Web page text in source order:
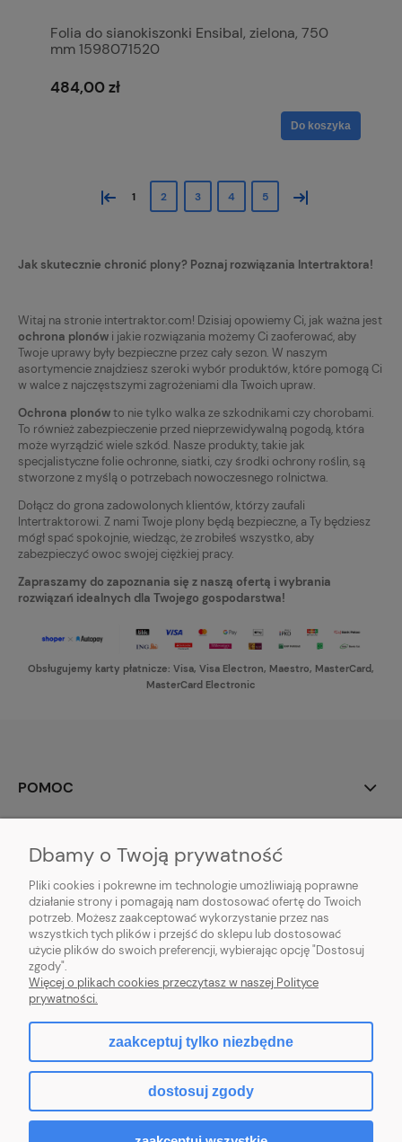
Folia do sianokiszonki Ensibal, zielona, 750
mm 1598071520
484,00 zł
Do koszyka
« 1 2 3 4 5 »
Jak skutecznie chronić plony? Poznaj rozwiązania Intertraktora!
Witaj na stronie intertraktor.com! Dzisiaj opowiemy Ci, jak ważna jest
ochrona plonów i jakie rozwiązania możemy Ci zaoferować, aby
Twoje uprawy były bezpieczne przez cały sezon. W naszym
asortymencie znajdziesz szeroki wybór produktów, które pomogą Ci
w walce z najczęstszymi zagrożeniami dla Twoich upraw.
Ochrona plonówto nie tylko walka ze szkodnikami czy chorobami.
To również zabezpieczenie przed nieprzewidywalną pogodą, która
może wyrządzić wiele szkód. Nasze produkty, takie jak
specjalistyczne folie ochronne, siatki, czy środki ochrony roślin, są
stworzone z myślą o potrzebach nowoczesnego rolnictwa.
Dołącz do grona zadowolonych klientów, którzy zaufali
Intertraktorowi. Z nami Twoje plony będą bezpieczne, a Ty będziesz
mógł spać spokojnie, wiedząc, że zrobiłeś wszystko, aby
zabezpieczyć owoc swojej ciężkiej pracy.
Zapraszamy do zapoznania się z naszą ofertą i wybrania
rozwiązań idealnych dla Twojego gospodarstwa!
Obsługujemy karty płatnicze: Visa, Visa Electron, Maestro, MasterCard,
MasterCard Electronic
POMOC
PŁATNOŚCI I DOSTAWA
INFORMACJE
O NAS
Sklep internetowy Shoper Premium
Dbamy o Twoją prywatność
Pliki cookies i pokrewne im technologie umożliwiają poprawne
działanie strony i pomagają nam dostosować ofertę do Twoich
potrzeb. Możesz zaakceptować wykorzystanie przez nas
wszystkich tych plików i przejść do sklepu lub dostosować
użycie plików do swoich preferencji, wybierając opcję "Dostosuj
zgody".
Więcej o plikach cookies przeczytasz w naszej Polityce
prywatności.
zaakceptuj tylko niezbędne
dostosuj zgody